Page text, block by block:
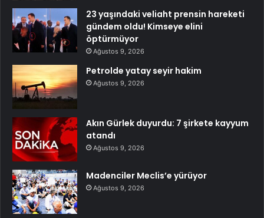
23 yaşındaki veliaht prensin hareketi
gündem oldu! Kimseye elini
öptürmüyor
Ağustos 9, 2026
Petrolde yatay seyir hakim
Ağustos 9, 2026
Akın Gürlek duyurdu: 7 şirkete kayyum
atandı
Ağustos 9, 2026
Madenciler Meclis’e yürüyor
Ağustos 9, 2026